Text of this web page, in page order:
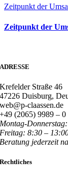
Zeitpunkt der
Zeitpunkt der
ADRESSE
Krefelder Straße 46
47226 Duisburg,
web@p-claassen.de
+49 (2065) 9989 – 0
Montag-
Freitag: 8:30 –
Beratung jederzeit
Rechtliches